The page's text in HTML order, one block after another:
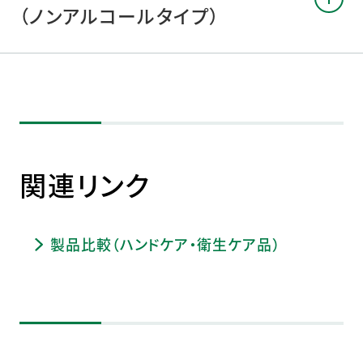
（ノンアルコールタイプ）
関連リンク
製品比較（ハンドケア・衛生ケア品）